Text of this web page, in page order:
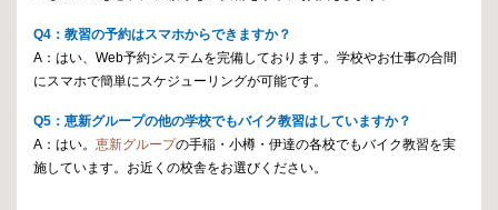
Q4：教習の予約はスマホからできますか？
A：はい、Web予約システムを完備しております。学校やお仕事の合間
にスマホで簡単にスケジューリングが可能です。
Q5：恵新グループの他の学校でもバイク教習はしていますか？
A：はい。 恵新グループの手稲・小樽・伊達の各校でもバイク教習を実
施しています。お近くの校舎をお選びください。